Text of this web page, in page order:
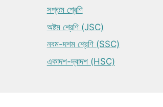
সপ্তম শ্রেণি
অষ্টম শ্রেণি (JSC)
নবম-দশম শ্রেণি (SSC)
একাদশ-দ্বাদশ (HSC)